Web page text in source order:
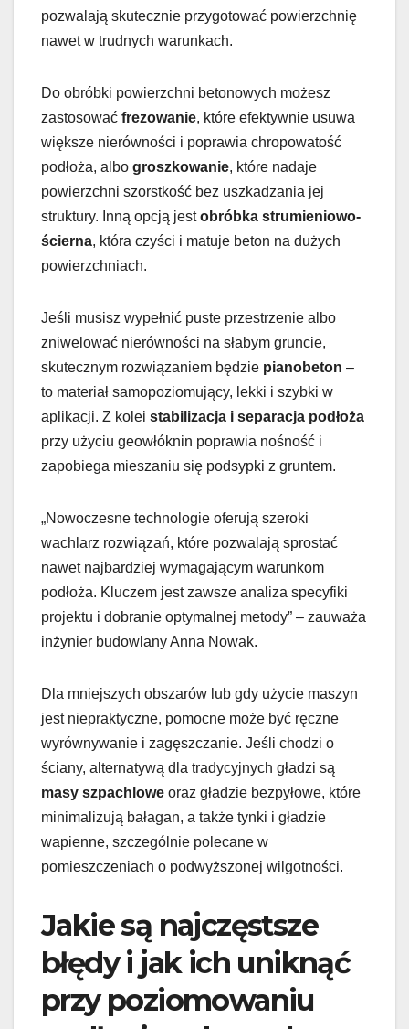
pozwalają skutecznie przygotować powierzchnię
nawet w trudnych warunkach.
Do obróbki powierzchni betonowych możesz
zastosować frezowanie, które efektywnie usuwa
większe nierówności i poprawia chropowatość
podłoża, albo groszkowanie, które nadaje
powierzchni szorstkość bez uszkadzania jej
struktury. Inną opcją jestobróbka strumieniowo-
ścierna, która czyści i matuje beton na dużych
powierzchniach.
Jeśli musisz wypełnić puste przestrzenie albo
zniwelować nierówności na słabym gruncie,
skutecznym rozwiązaniem będzie pianobeton –
to materiał samopoziomujący, lekki i szybki w
aplikacji. Z kolei stabilizacja i separacja podłoża
przy użyciu geowłóknin poprawia nośność i
zapobiega mieszaniu się podsypki z gruntem.
„Nowoczesne technologie oferują szeroki
wachlarz rozwiązań, które pozwalają sprostać
nawet najbardziej wymagającym warunkom
podłoża. Kluczem jest zawsze analiza specyfiki
projektu i dobranie optymalnej metody” – zauważa
inżynier budowlany Anna Nowak.
Dla mniejszych obszarów lub gdy użycie maszyn
jest niepraktyczne, pomocne może być ręczne
wyrównywanie i zagęszczanie. Jeśli chodzi o
ściany, alternatywą dla tradycyjnych gładzi są
masy szpachlowe oraz gładzie bezpyłowe, które
minimalizują bałagan, a także tynki i gładzie
wapienne, szczególnie polecane w
pomieszczeniach o podwyższonej wilgotności.
Jakie są najczęstsze
błędy i jak ich uniknąć
przy poziomowaniu